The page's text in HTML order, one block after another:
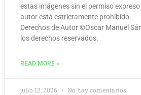
estas imágenes sin el permiso
autor está estrictamente prohibido.
Derechos de Autor ©️Oscar Manuel
los derechos reservados.
READ MORE »
julio 12, 2026 No hay comentarios